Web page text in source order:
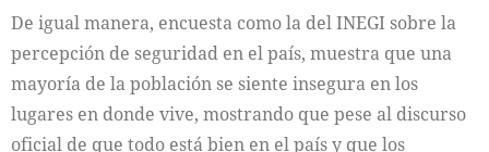
De igual manera, encuesta como la del INEGI sobre la
percepción de seguridad en el país, muestra que una
mayoría de la población se siente insegura en los
lugares en donde vive, mostrando que pese al discurso
oficial de que todo está bien en el país y que los